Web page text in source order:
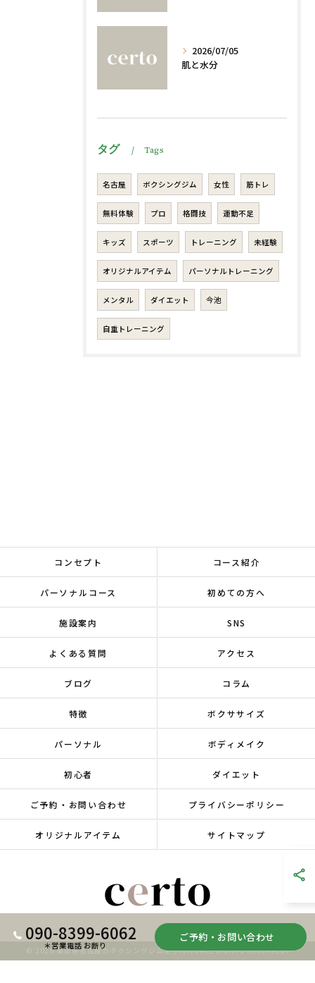
2026/07/05
肌と水分
タグ Tags
名古屋 ボクシングジム 女性 筋トレ
無料体験 プロ 格闘技 運動不足
キッズ スポーツ トレーニング 未経験
オリジナルアイテム パーソナルトレーニング
メンタル ダイエット 今池
自重トレーニング
090-8399-6062
＊営業電話 お断り
ご予約・お問い合わせ
コンセプト コース紹介
パーソナルコース 初めての方へ
施設案内 SNS
よくある質問 アクセス
ブログ コラム
特徴 ボクササイズ
パーソナル ボディメイク
初心者 ダイエット
ご予約・お問い合わせ プライバシーポリシー
オリジナルアイテム サイトマップ
© 2026 愛知県名古屋のボクシングジムならcerto ALL RIGHTS RESERVED.